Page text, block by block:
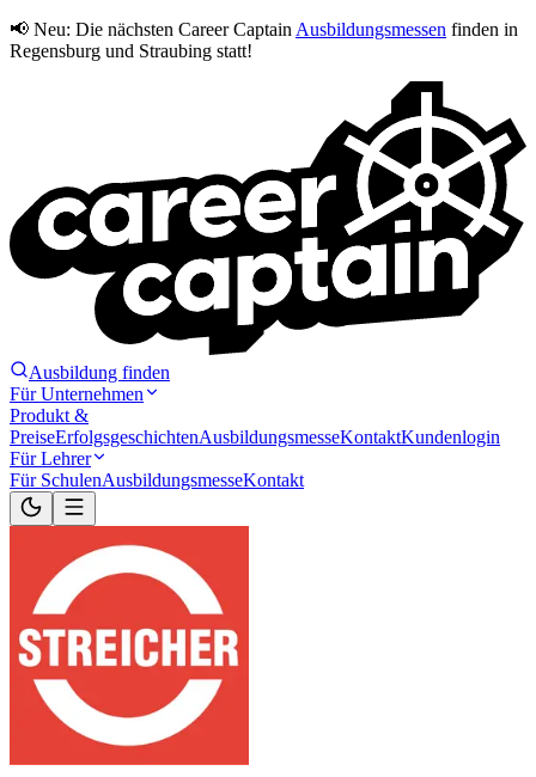
📢 Neu: Die nächsten Career Captain Ausbildungsmessen finden in
Regensburg und Straubing statt!
Ausbildung finden
Für Unternehmen
Produkt &
PreiseErfolgsgeschichtenAusbildungsmesseKontaktKundenlogin
Für Lehrer
Für SchulenAusbildungsmesseKontakt